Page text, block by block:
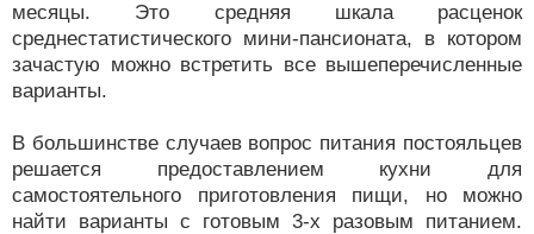
месяцы. Это средняя шкала расценок
среднестатистического мини-пансионата, в котором
зачастую можно встретить все вышеперечисленные
варианты.
В большинстве случаев вопрос питания постояльцев
решается предоставлением кухни для
самостоятельного приготовления пищи, но можно
найти варианты с готовым 3-х разовым питанием.